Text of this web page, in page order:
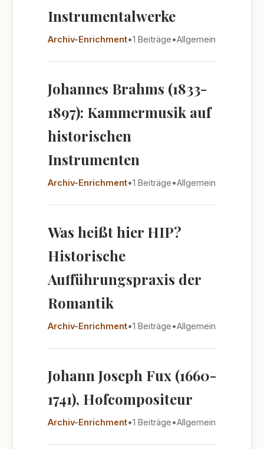
Instrumentalwerke
Archiv-Enrichment•1 Beiträge•Allgemein
Johannes Brahms (1833-
1897): Kammermusik auf
historischen
Instrumenten
Archiv-Enrichment•1 Beiträge•Allgemein
Was heißt hier HIP?
Historische
Aufführungspraxis der
Romantik
Archiv-Enrichment•1 Beiträge•Allgemein
Johann Joseph Fux (1660-
1741), Hofcompositeur
Archiv-Enrichment•1 Beiträge•Allgemein